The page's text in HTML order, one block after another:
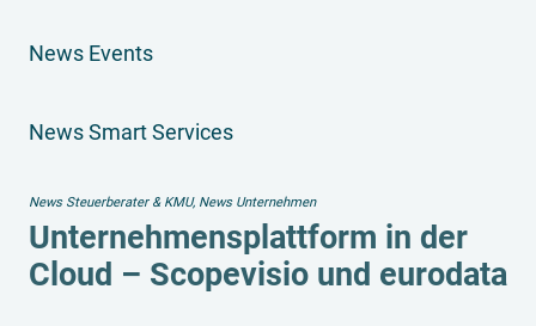
News Events
News Smart Services
News Steuerberater & KMU, News Unternehmen
Unternehmensplattform in der
Cloud – Scopevisio und eurodata